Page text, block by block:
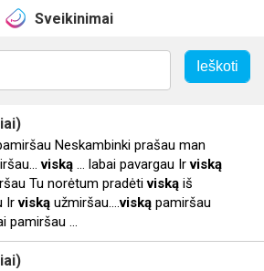
Sveikinimai
Neskambinki prašau man
viską ... labai pavargau Irviską
Tu norėtum pradėtiviską iš
Irviską užmiršau….viską pamiršau
pamiršau ...